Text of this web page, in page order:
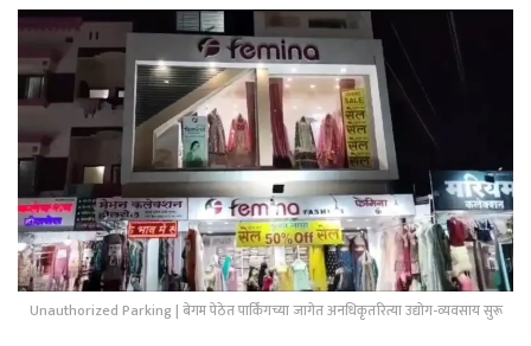
Unauthorized Parking | बेगम पेठेत पार्किंगच्या जागेत अनधिकृतरित्या उद्योग-व्यवसाय सुरू